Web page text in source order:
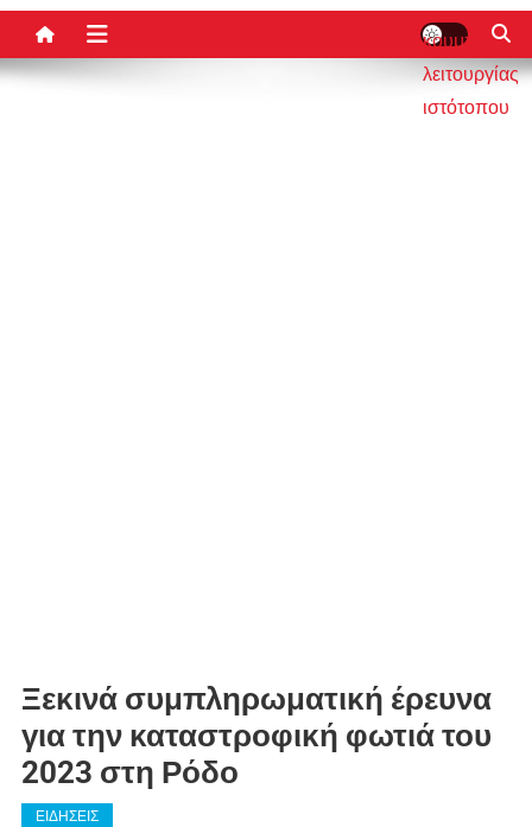
κουμπί
λειτουργίας
ιστότοπου
Ξεκινά συμπληρωματική έρευνα
για την καταστροφική φωτιά του
2023 στη Ρόδο
ΕΙΔΗΣΕΙΣ